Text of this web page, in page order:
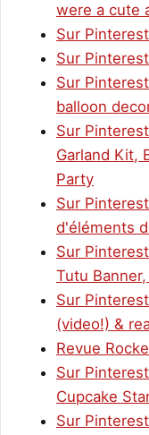
were a cute
Sur
Sur
Sur
balloon
Sur
Garland Kit,
Party
Sur
d'éléments
Sur
Tutu
Sur
(video!) &
Revue
Sur
Cupcake
Sur